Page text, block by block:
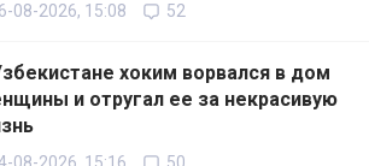
6-08-2026, 15:08 52
хоким ворвался в дом
и отругал ее за некрасивую